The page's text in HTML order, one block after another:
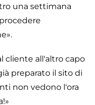
una settimana
cliente all'altro capo
preparato il sito di
non vedono l'ora